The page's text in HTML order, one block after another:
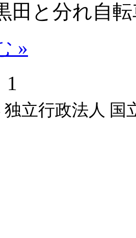
田と分れ自
»
1
独立行政法人 国